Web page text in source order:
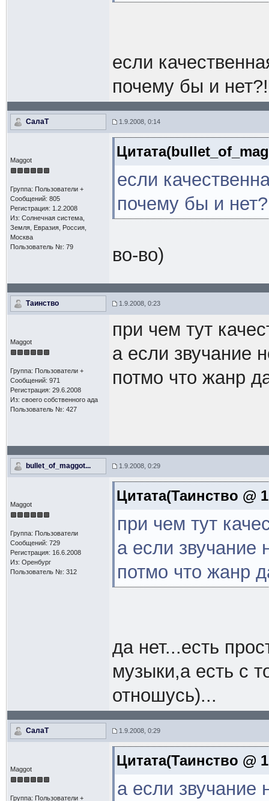
если
почему бы и нет?!
СалаТ 1.9.2008, 0:14
Maggot
Группа: Пользователи +
Сообщений: 805
Регистрация: 1.2.2008
Из: Солнечная система,
Земля, Евразия, Россия,
Москва
Пользователь №: 79
если
почему бы и
во-во)
Таинство 1.9.2008, 0:23
Maggot
Группа: Пользователи +
Сообщений: 971
Регистрация: 29.6.2008
Из: своего собственного ада
Пользователь №: 427
при чем тут
а если звучание
потмо что жанр
bullet_of_maggot... 1.9.2008, 0:29
Maggot
Группа: Пользователи
Сообщений: 729
Регистрация: 16.6.2008
Из: Оренбург
Пользователь №: 312
Цитата(Таинство @
при чем тут
а если звучание
потмо что жанр
да нет...есть
музыки,а есть с
отношусь)...
СалаТ 1.9.2008, 0:29
Maggot
Группа: Пользователи +
Цитата(Таинство @
а если звучание